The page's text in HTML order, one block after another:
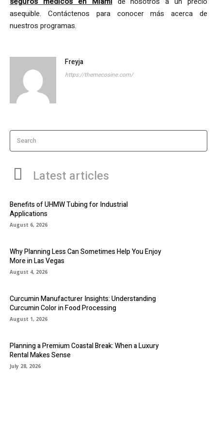
asequible. Contáctenos para conocer más acerca de
nuestros programas.
Freyja
https://themecosine.com/
Search
Latest articles
Benefits of UHMW Tubing for Industrial
Applications
August 6, 2026
Why Planning Less Can Sometimes Help You Enjoy
More in Las Vegas
August 4, 2026
Curcumin Manufacturer Insights: Understanding
Curcumin Color in Food Processing
August 1, 2026
Planning a Premium Coastal Break: When a Luxury
Rental Makes Sense
July 28, 2026